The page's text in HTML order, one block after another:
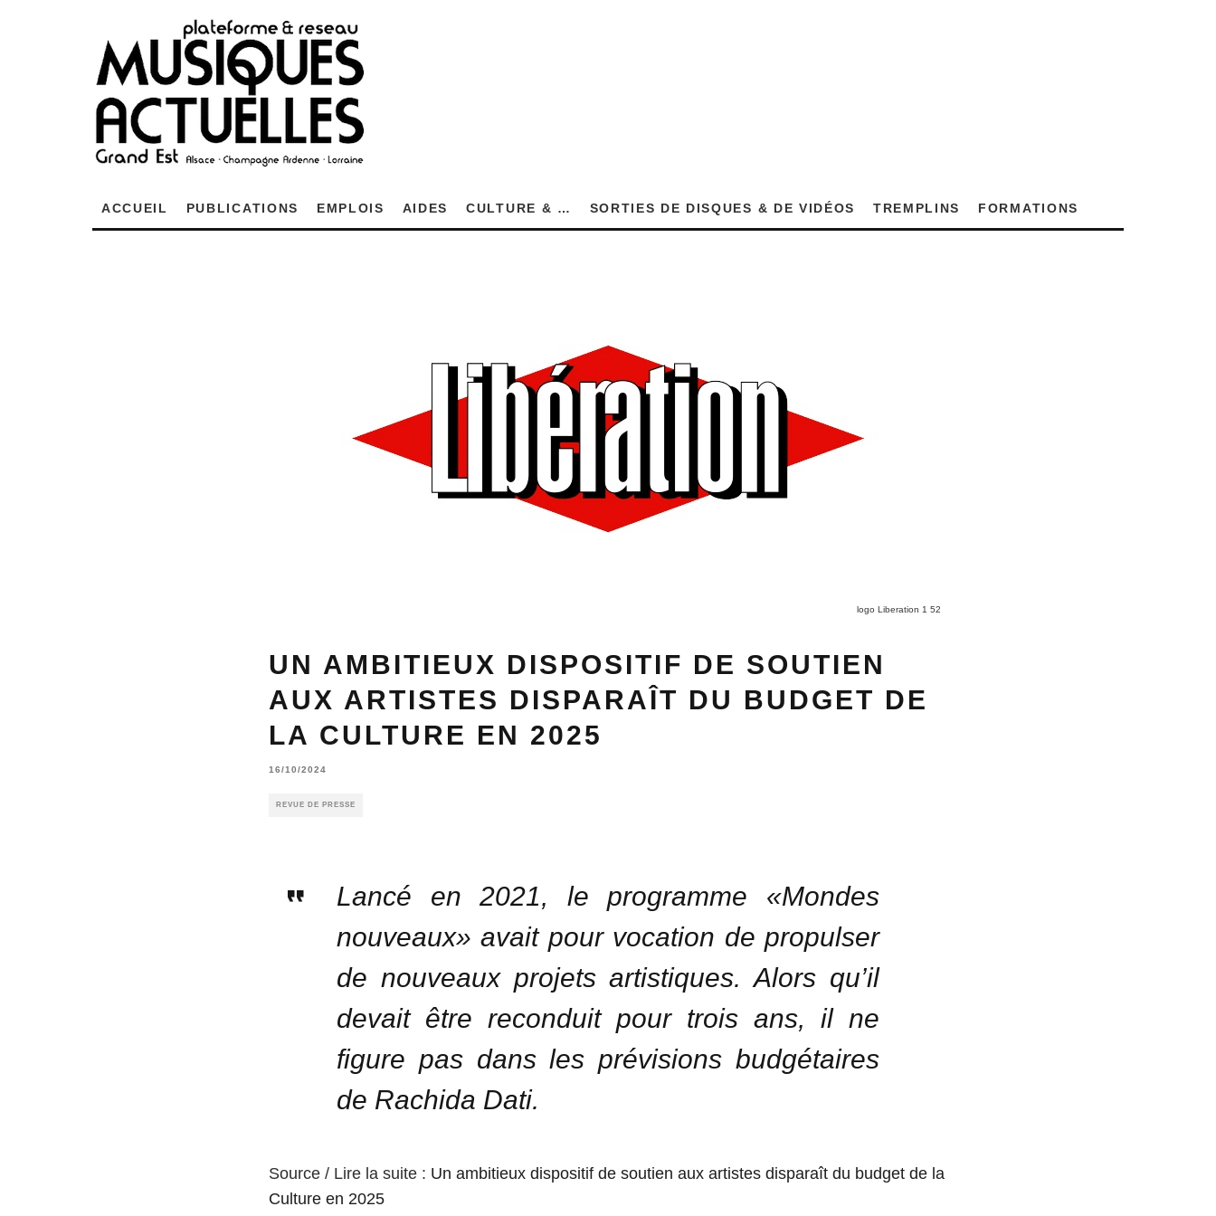
ACCUEIL PUBLICATIONS EMPLOIS AIDES CULTURE & … SORTIES DE DISQUES & DE VIDÉOS TREMPLINS FORMATIONS
logo Liberation 1 52
UN AMBITIEUX DISPOSITIF DE SOUTIEN
AUX ARTISTES DISPARAÎT DU BUDGET DE
LA CULTURE EN 2025
16/10/2024
REVUE DE PRESSE
Lancé en 2021, le programme «Mondes
nouveaux» avait pour vocation de propulser
de nouveaux projets artistiques. Alors qu’il
devait être reconduit pour trois ans, il ne
figure pas dans les prévisions budgétaires
de Rachida Dati.
Source / Lire la suite : Un ambitieux dispositif de soutien aux artistes disparaît du budget de la
Culture en 2025